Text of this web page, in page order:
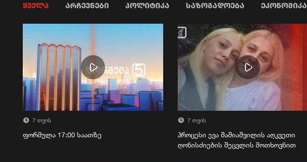
ᲧᲕᲔᲚᲐ ᲐᲠᲩᲔᲕᲜᲔᲑᲘ ᲞᲝᲚᲘᲢᲘᲙᲐ ᲡᲐᲖᲝᲒᲐᲓᲝᲔᲑᲐ ᲔᲙᲝᲜᲝᲛᲘᲙᲐ
7 თვის
ფორმულა 17:00 საათზე
7 თვის
პროცესი ევა შაშიაშვილის აღკვეთი
ღონისძიების შეცვლის მოთხოვნით